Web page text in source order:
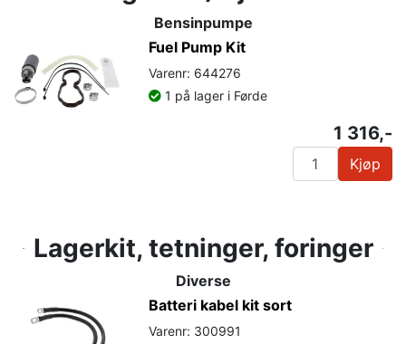
Bensinpumpe
Fuel Pump Kit
Varenr: 644276
1 på lager i Førde
1 316,-
Kjøp
Lagerkit, tetninger, foringer
Diverse
Batteri kabel kit sort
Varenr: 300991